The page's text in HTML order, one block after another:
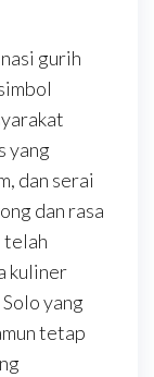
gurih
yang
dan serai
dan rasa
telah
kuliner
yang
tetap